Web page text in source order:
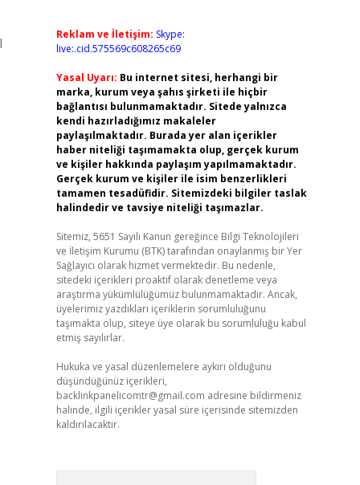
Reklam ve İletişim: Skype:
live:.cid.575569c608265c69
Yasal Uyarı: Bu internet sitesi, herhangi bir
marka, kurum veya şahıs şirketi ile hiçbir
bağlantısı bulunmamaktadır. Sitede yalnızca
kendi hazırladığımız makaleler
paylaşılmaktadır. Burada yer alan içerikler
haber niteliği taşımamakta olup, gerçek kurum
ve kişiler hakkında paylaşım yapılmamaktadır.
Gerçek kurum ve kişiler ile isim benzerlikleri
tamamen tesadüfidir. Sitemizdeki bilgiler taslak
halindedir ve tavsiye niteliği taşımazlar.
Sitemiz, 5651 Sayılı Kanun gereğince Bilgi Teknolojileri
ve İletişim Kurumu (BTK) tarafından onaylanmış bir Yer
Sağlayıcı olarak hizmet vermektedir. Bu nedenle,
sitedeki içerikleri proaktif olarak denetleme veya
araştırma yükümlülüğümüz bulunmamaktadır. Ancak,
üyelerimiz yazdıkları içeriklerin sorumluluğunu
taşımakta olup, siteye üye olarak bu sorumluluğu kabul
etmiş sayılırlar.
Hukuka ve yasal düzenlemelere aykırı olduğunu
düşündüğünüz içerikleri,
backlinkpanelicomtr@gmail.com adresine bildirmeniz
halinde, ilgili içerikler yasal süre içerisinde sitemizden
kaldırılacaktır.